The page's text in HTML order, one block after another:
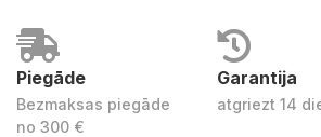
Piegāde
Bezmaksas piegāde
no 300 €
Garantija
atgriezt 14